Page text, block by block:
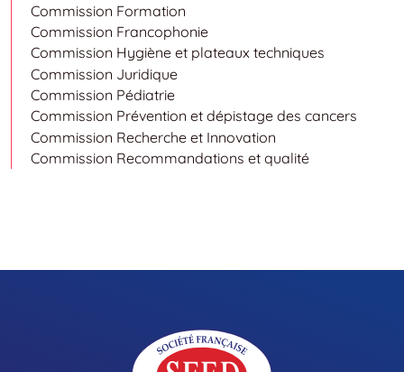
Commission Formation
Commission Francophonie
Commission Hygiène et plateaux techniques
Commission Juridique
Commission Pédiatrie
Commission Prévention et dépistage des cancers
Commission Recherche et Innovation
Commission Recommandations et qualité